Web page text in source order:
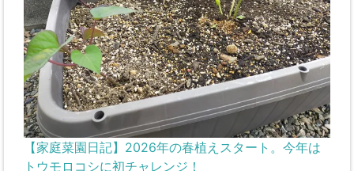
【家庭菜園日記】2026年の春植えスタート。今年は
トウモロコシに初チャレンジ！